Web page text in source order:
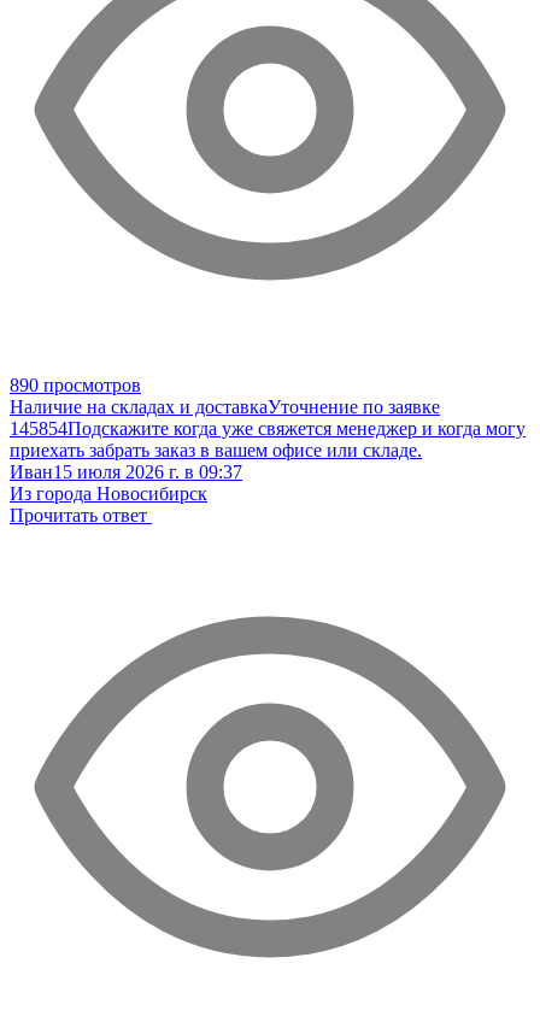
890 просмотров
Наличие на складах и доставкаУточнение по заявке
145854Подскажите когда уже свяжется менеджер и когда могу
приехать забрать заказ в вашем офисе или складе.
Иван15 июля 2026 г. в 09:37
Из города Новосибирск
Прочитать ответ